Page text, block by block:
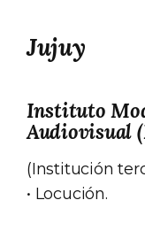
Jujuy
Instituto
Audiovisual
(Institución
• Locución.